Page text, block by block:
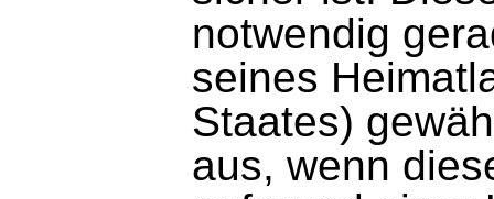
notwendig
seines
Staates)
aus, wenn